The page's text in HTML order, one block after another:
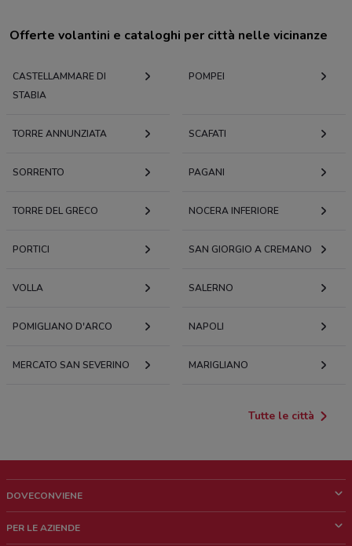
Offerte volantini e cataloghi per città nelle vicinanze
CASTELLAMMARE DI
STABIA
POMPEI
TORRE ANNUNZIATA SCAFATI
SORRENTO PAGANI
TORRE DEL GRECO NOCERA INFERIORE
PORTICI SAN GIORGIO A CREMANO
VOLLA SALERNO
POMIGLIANO D'ARCO NAPOLI
MERCATO SAN SEVERINO MARIGLIANO
Tutte le città
DOVECONVIENE
PER LE AZIENDE